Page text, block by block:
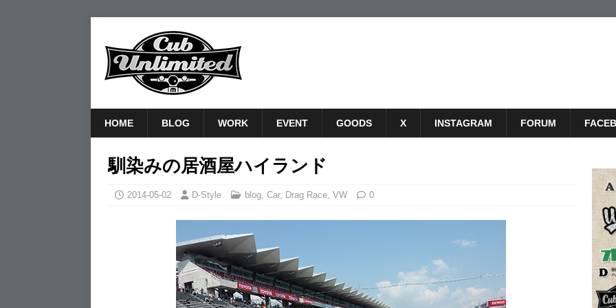
HOME BLOG WORK EVENT GOODS X INSTAGRAM FORUM
馴染みの居酒屋ハイランド
2014-05-02 D-Style blog, Car, Drag Race, VW 0